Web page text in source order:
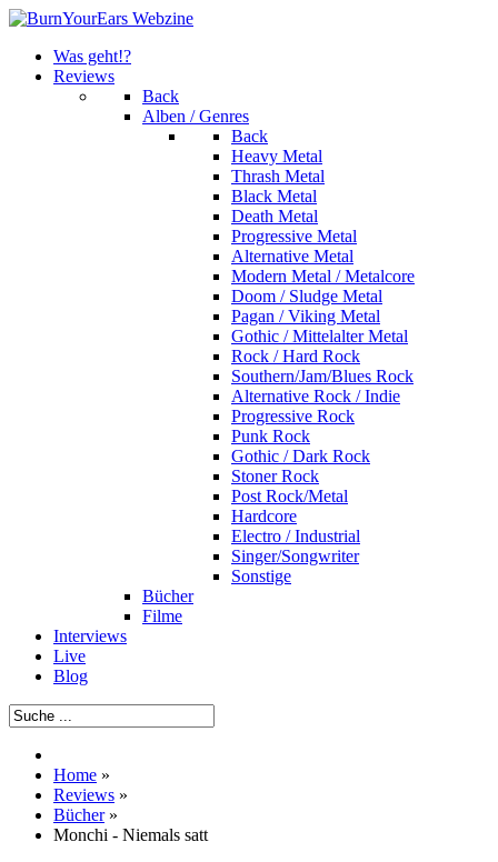
Was geht!?
Reviews
Back
Alben / Genres
Back
Heavy Metal
Thrash Metal
Black Metal
Death Metal
Progressive Metal
Alternative Metal
Modern Metal / Metalcore
Doom / Sludge Metal
Pagan / Viking Metal
Gothic / Mittelalter Metal
Rock / Hard Rock
Southern/Jam/Blues Rock
Alternative Rock / Indie
Progressive Rock
Punk Rock
Gothic / Dark Rock
Stoner Rock
Post Rock/Metal
Hardcore
Electro / Industrial
Singer/Songwriter
Sonstige
Bücher
Filme
Interviews
Live
Blog
Home »
Reviews »
Bücher »
Monchi - Niemals satt